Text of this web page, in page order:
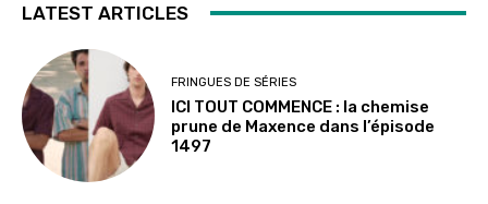
LATEST ARTICLES
FRINGUES DE SÉRIES
ICI TOUT COMMENCE : la chemise
prune de Maxence dans l’épisode
1497